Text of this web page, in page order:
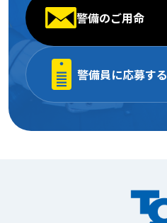
警備のご用命
警備員に応募する